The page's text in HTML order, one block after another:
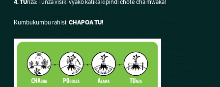
4. TUnza: Tunza visiki vyako katika kipindi chote cha mwaka!
Kumbukumbu rahisi:CHAPOA TU!